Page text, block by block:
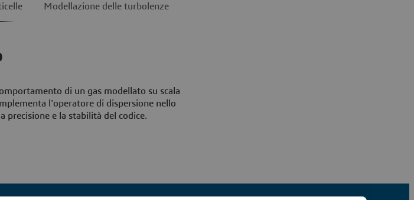
Modellazione delle turbolenze
di un gas modellato su scala
l'operatore di dispersione nello
precisione e la stabilità del codice.